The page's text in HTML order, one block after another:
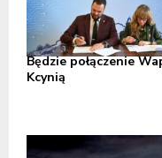
Będzie połączenie
Kcynią